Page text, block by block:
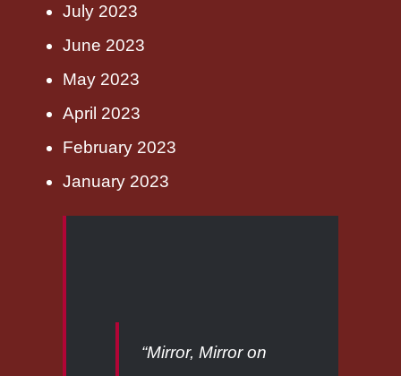
July 2023
June 2023
May 2023
April 2023
February 2023
January 2023
“Mirror, Mirror on